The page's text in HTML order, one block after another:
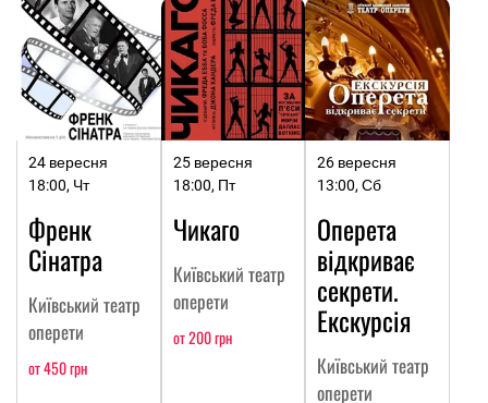
24 вересня
18:00, Чт
Френк
Сінатра
Київський театр
оперети
от 450 грн
25 вересня
18:00, Пт
Чикаго
Київський театр
оперети
от 200 грн
26 вересня
13:00, Сб
Оперета
відкриває
секрети.
Екскурсія
Київський театр
оперети